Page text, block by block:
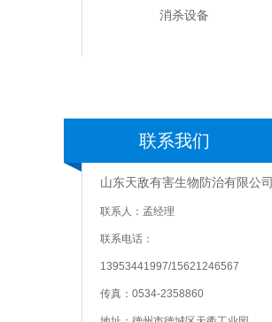
消杀设备
联系我们
山东天敌有害生物防治有限公司
联系人：孟经理
联系电话：
13953441997/15621246567
传真：0534-2358860